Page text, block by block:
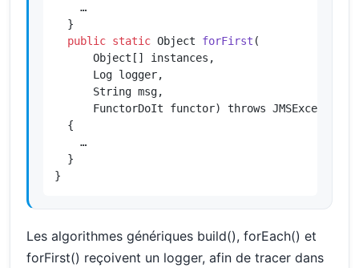
    …
  }
public static Object forFirst (
      Object[] instances,
      Log logger,
      String msg,
      FunctorDoIt functor)
throws JMSException
{
    …
  }
}
Les algorithmes génériques build(), forEach() et
forFirst() reçoivent un logger, afin de tracer dans